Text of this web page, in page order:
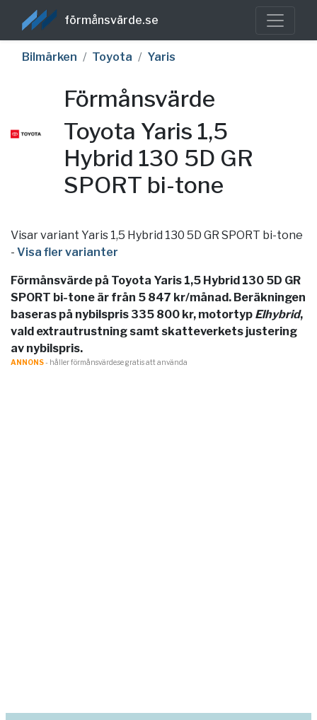
förmånsvärde.se
Bilmärken Toyota Yaris
Förmånsvärde
Toyota Yaris 1,5
Hybrid 130 5D GR
SPORT bi-tone
Visar variant Yaris 1,5 Hybrid 130 5D GR SPORT bi-tone
- Visa fler varianter
Förmånsvärde på Toyota Yaris 1,5 Hybrid 130 5D GR
SPORT bi-tone är från 5 847 kr/månad. Beräkningen
baseras på nybilspris 335 800 kr, motortyp Elhybrid,
vald extrautrustning samt skatteverkets justering
av nybilspris.
ANNONS- håller förmånsvärde.se gratis att använda